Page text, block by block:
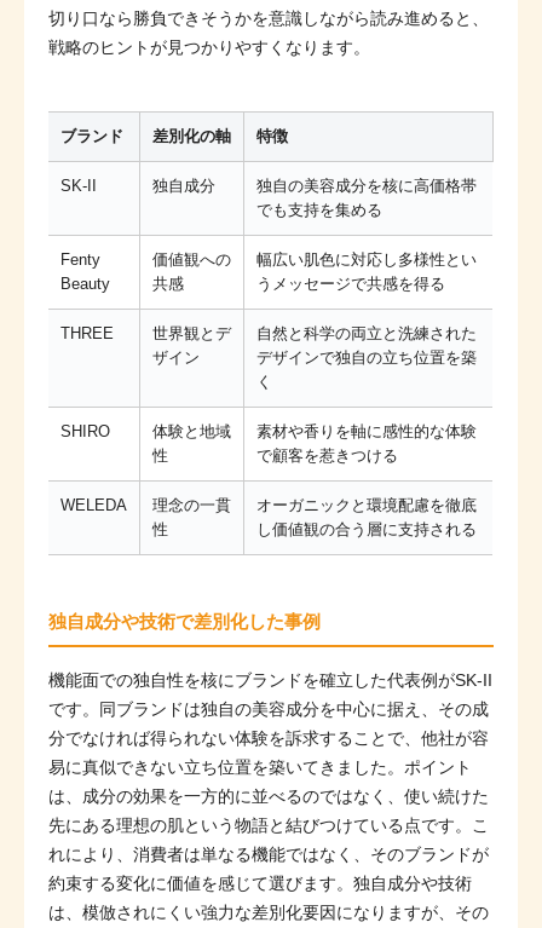
切り口なら勝負できそうかを意識しながら読み進めると、
戦略のヒントが見つかりやすくなります。
ブランド 差別化の軸 特徴
SK-II 独自成分
独自の美容成分を核に高価格帯
でも支持を集める
Fenty
Beauty
価値観への
共感
幅広い肌色に対応し多様性とい
うメッセージで共感を得る
THREE
世界観とデ
ザイン
自然と科学の両立と洗練された
デザインで独自の立ち位置を築
く
SHIRO
体験と地域
性
素材や香りを軸に感性的な体験
で顧客を惹きつける
WELEDA
理念の一貫
性
オーガニックと環境配慮を徹底
し価値観の合う層に支持される
独自成分や技術で差別化した事例
機能面での独自性を核にブランドを確立した代表例がSK-II
です。同ブランドは独自の美容成分を中心に据え、その成
分でなければ得られない体験を訴求することで、他社が容
易に真似できない立ち位置を築いてきました。ポイント
は、成分の効果を一方的に並べるのではなく、使い続けた
先にある理想の肌という物語と結びつけている点です。こ
れにより、消費者は単なる機能ではなく、そのブランドが
約束する変化に価値を感じて選びます。独自成分や技術
は、模倣されにくい強力な差別化要因になりますが、その